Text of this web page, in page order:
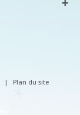
| Plan du site